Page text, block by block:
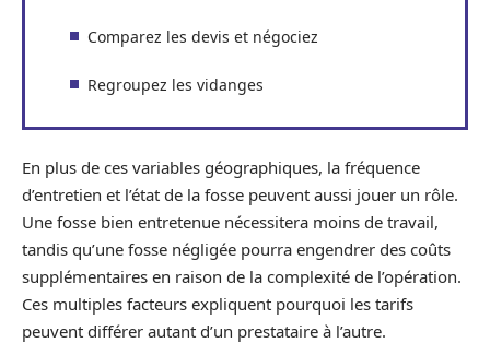
Comparez les devis et négociez
Regroupez les vidanges
En plus de ces variables géographiques, la fréquence
d’entretien et l’état de la fosse peuvent aussi jouer un rôle.
Une fosse bien entretenue nécessitera moins de travail,
tandis qu’une fosse négligée pourra engendrer des coûts
supplémentaires en raison de la complexité de l’opération.
Ces multiples facteurs expliquent pourquoi les tarifs
peuvent différer autant d’un prestataire à l’autre.